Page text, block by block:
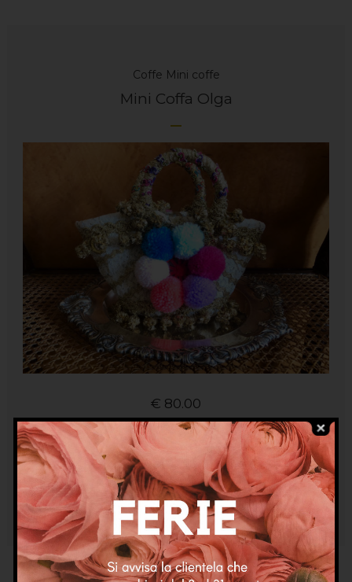
Coffe Mini coffe
Mini Coffa Olga
€ 80.00
Aggiungi al carrello